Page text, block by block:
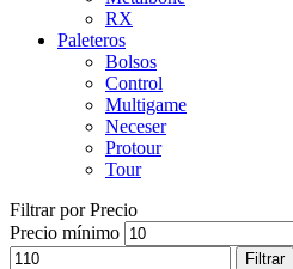
RX
Paleteros
Bolsos
Control
Multigame
Neceser
Protour
Tour
Filtrar por Precio
Precio mínimo
Filtrar